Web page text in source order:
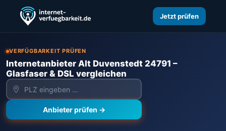
Jetzt prüfen
VERFÜGBARKEIT PRÜFEN
Internetanbieter Alt Duvenstedt 24791 –
Glasfaser & DSL vergleichen
Anbieter prüfen →